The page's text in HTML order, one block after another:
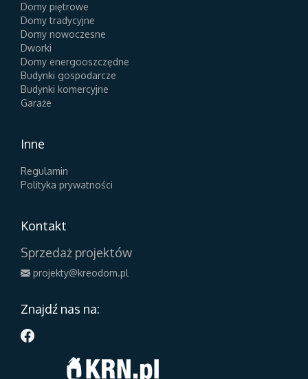
Domy piętrowe
Domy tradycyjne
Domy nowoczesne
Dworki
Domy energooszczędne
Budynki gospodarcze
Budynki komercyjne
Garaże
Inne
Regulamin
Polityka prywatności
Kontakt
Sprzedaż projektów
projekty@kreodom.pl
Znajdź nas na: